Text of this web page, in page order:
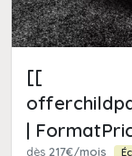
[[
|
dès 217€/mois